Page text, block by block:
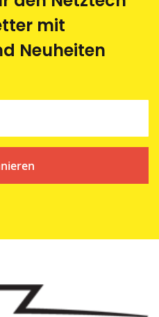
mit
Neuheiten